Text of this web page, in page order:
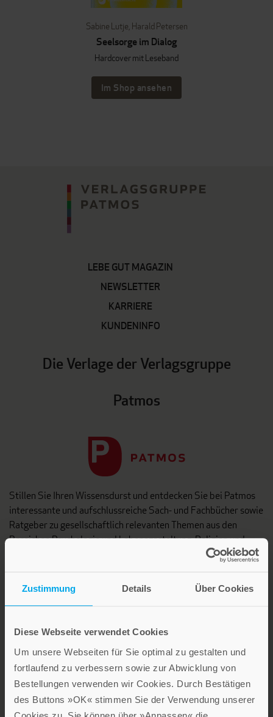
Zustimmung Details Über Cookies
Diese Webseite verwendet Cookies
Um unsere Webseiten für Sie optimal zu gestalten und
fortlaufend zu verbessern sowie zur Abwicklung von
Bestellungen verwenden wir Cookies. Durch Bestätigen
des Buttons »OK« stimmen Sie der Verwendung unserer
Sabine Lutje, Harald Petersen
Seelsorge im Dialog
Hardcover mit Leseband
Im Shop ansehen
LEBE GUT MAGAZIN
NEWSLETTER
KARRIERE
KUNDENINFO
Die Verlage der Verlagsgruppe
Patmos
Stillen Sie Ihren Wissensdurst und entdecken Sie bei Patmos
interessante und aufschlussreiche Sach- und Fachbücher sowie
Ratgeber zu gesellschaftlich relevanten Themen aus den
Bereichen Psychologie und Lebensgestaltung, Religion und
Lebensfreude in farbenfroher Gestaltung: Persönliche
Geschenke mit wohltuenden Inspirationen. Irische